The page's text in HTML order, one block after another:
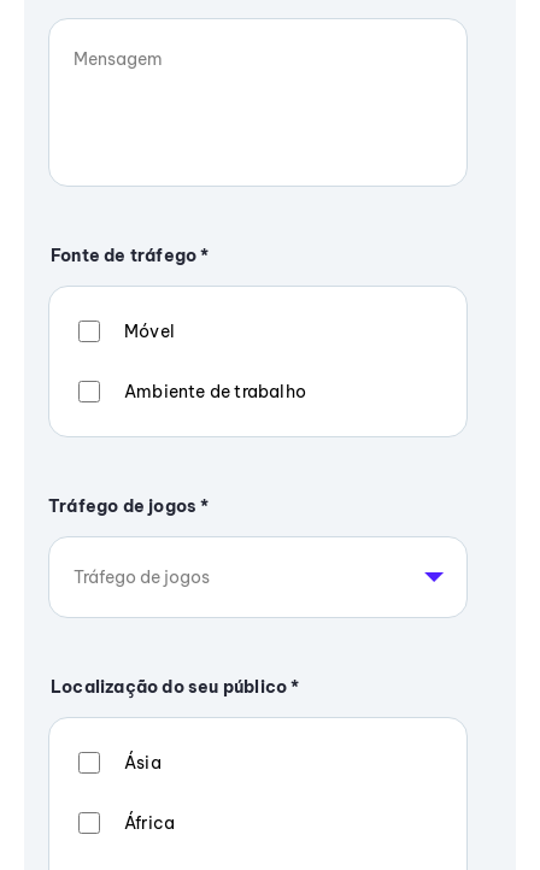
Fonte de tráfego*
Móvel
Ambiente de trabalho
Tráfego de jogos*
Localização do seu público*
Ásia
África